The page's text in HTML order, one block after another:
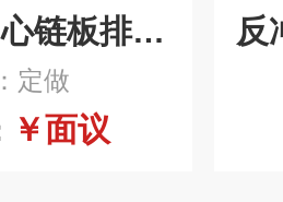
定做加工中心链板排屑机定制
定做
￥面议